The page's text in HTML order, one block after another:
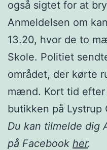
også sigtet for at
Anmeldelsen om
13.20, hvor de to
Skole. Politiet
området, der kørte
mænd. Kort tid efter
butikken på Lystrup
Du kan tilmelde dig
på Facebook her.